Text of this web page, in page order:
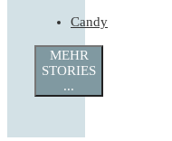
Candy
MEHR
STORIES
...